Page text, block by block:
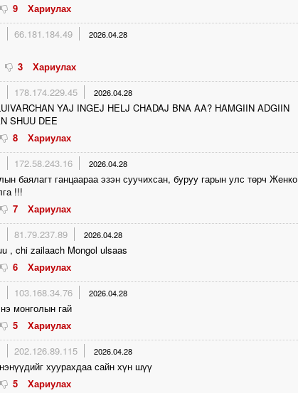
9
Хариулах
66.181.184.49 2026.04.28
3
Хариулах
178.174.229.45 2026.04.28
YAJ INGEJ HELJ CHADAJ BNA AA? HAMGIIN ADGIIN
SHUU DEE
8
Хариулах
172.58.243.16 2026.04.28
баялагт ганцаараа эзэн суучихсан, буруу гарын улс төрч Женко
!!!
7
Хариулах
81.79.237.89 2026.04.28
, chi zailaach Mongol ulsaas
6
Хариулах
103.168.34.76 2026.04.28
монголын гай
5
Хариулах
202.126.89.115 2026.04.28
хуурахдаа сайн хүн шүү
5
Хариулах